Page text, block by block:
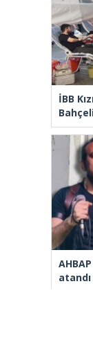
İBB
atandı